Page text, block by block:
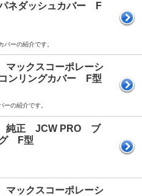
ネダッシュカバー F
バーの紹介です。
マックスコーポレーシ
ンリングカバー F型
ーの紹介です。
純正 JCW PRO ブ
グ F型
マックスコーポレーシ